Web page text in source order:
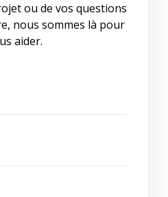
ou de vos questions
nous sommes là pour
aider.